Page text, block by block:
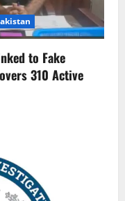
to Fake
310 Active